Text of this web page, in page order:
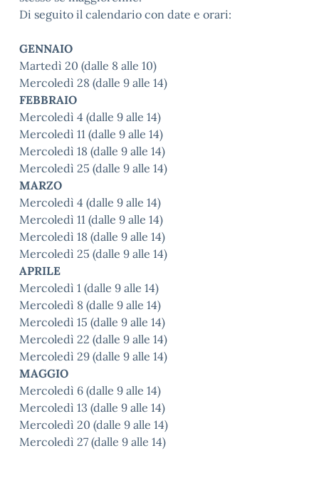
Di seguito il calendario con date e orari:
GENNAIO
Martedì 20 (dalle 8 alle 10)
Mercoledì 28 (dalle 9 alle 14)
FEBBRAIO
Mercoledì 4 (dalle 9 alle 14)
Mercoledì 11 (dalle 9 alle 14)
Mercoledì 18 (dalle 9 alle 14)
Mercoledì 25 (dalle 9 alle 14)
MARZO
Mercoledì 4 (dalle 9 alle 14)
Mercoledì 11 (dalle 9 alle 14)
Mercoledì 18 (dalle 9 alle 14)
Mercoledì 25 (dalle 9 alle 14)
APRILE
Mercoledì 1 (dalle 9 alle 14)
Mercoledì 8 (dalle 9 alle 14)
Mercoledì 15 (dalle 9 alle 14)
Mercoledì 22 (dalle 9 alle 14)
Mercoledì 29 (dalle 9 alle 14)
MAGGIO
Mercoledì 6 (dalle 9 alle 14)
Mercoledì 13 (dalle 9 alle 14)
Mercoledì 20 (dalle 9 alle 14)
Mercoledì 27 (dalle 9 alle 14)